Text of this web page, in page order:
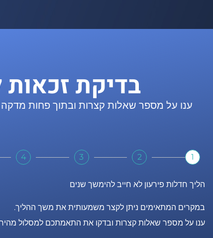
בדיקת
ענו על מספר שאלות קצרות ובתוך פחות מדקה
1
2
3
4
הליך חדלות פירעון לא חייב להימשך שנים
במקרים המתאימים ניתן לקצר משמעותית את משך ההליך.
ענו על מספר שאלות קצרות ובדקו את התאמתכם למסלול מהיר